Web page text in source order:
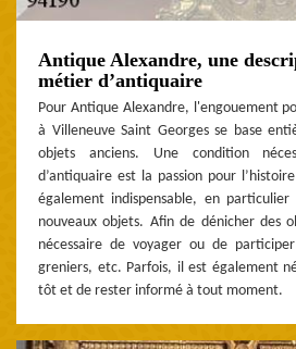
Antique Alexandre, une
métier d’antiquaire
Pour Antique Alexandre, l'engouement
à Villeneuve Saint Georges se base
objets anciens. Une condition
d’antiquaire est la passion pour
également indispensable, en
nouveaux objets. Afin de dénicher des
nécessaire de voyager ou de
greniers, etc. Parfois, il est également
tôt et de rester informé à tout moment.